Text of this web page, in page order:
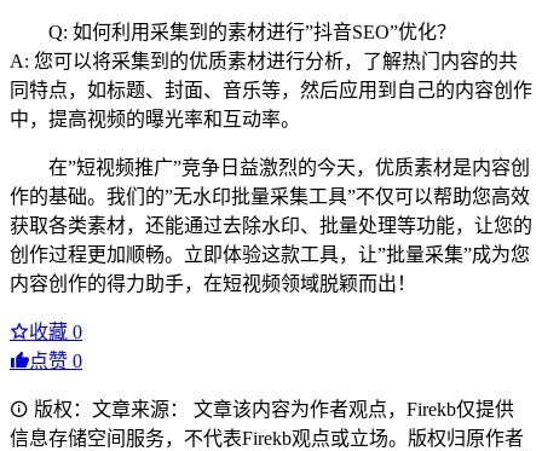
Q: 如何利用采集到的素材进行”抖音SEO”优化？
A: 您可以将采集到的优质素材进行分析，了解热门内容的共
同特点，如标题、封面、音乐等，然后应用到自己的内容创作
中，提高视频的曝光率和互动率。
在”短视频推广”竞争日益激烈的今天，优质素材是内容创
作的基础。我们的”无水印批量采集工具”不仅可以帮助您高效
获取各类素材，还能通过去除水印、批量处理等功能，让您的
创作过程更加顺畅。立即体验这款工具，让”批量采集”成为您
内容创作的得力助手，在短视频领域脱颖而出！
收藏 0
点赞 0
版权：文章来源： 文章该内容为作者观点，Firekb仅提供
信息存储空间服务，不代表Firekb观点或立场。版权归原作者